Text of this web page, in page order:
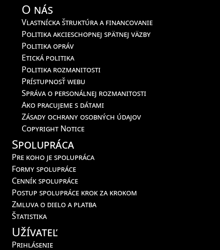
O nás
Vlastnícka štruktúra a financovanie
Politika akcieschopnej spätnej väzby
Politika opráv
Etická politika
Politika rozmanitosti
Prístupnosť webu
Správa o personálnej rozmanitosti
Ako pracujeme s dátami
Zásady ochrany osobných údajov
Copyright Notice
Spolupráca
Pre koho je spolupráca
Formy spolupráce
Cenník spolupráce
Postup spolupráce krok za krokom
Zmluva o dielo a platba
Štatistika
Užívateľ
Prihlásenie